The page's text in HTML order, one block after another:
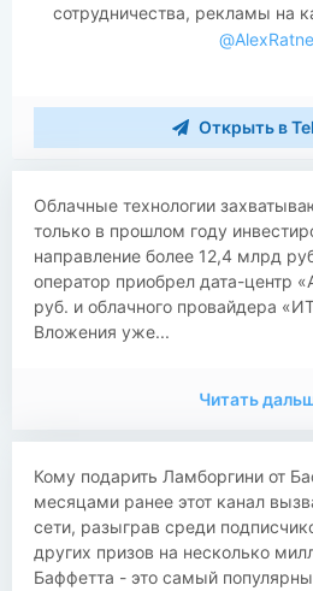
сотрудничества, рекламы на
Открыть в
​​Облачные технологии
только в прошлом году
направление более 12,4 млрд
оператор приобрел дата-центр
руб. и облачного провайдера
Вложения уже...
Читать
​​Кому подарить Ламборгини от
месяцами ранее этот канал
сети, разыграв среди
других призов на несколько
Баффетта - это самый